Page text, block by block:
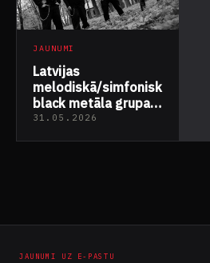
JAUNUMI
Latvijas
melodiskā/simfoniskā
black metāla grupa
Ocularis Infernum
31.05.2026
JAUNUMI UZ E-PASTU